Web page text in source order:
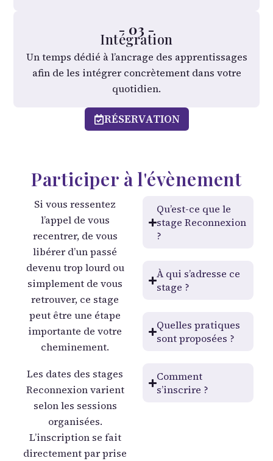
- 03 -
Intégration
Un temps dédié à l’ancrage des apprentissages
afin de les intégrer concrètement dans votre
quotidien.
RÉSERVATION
Participer à l'évènement
Si vous ressentez
l’appel de vous
recentrer, de vous
libérer d’un passé
devenu trop lourd ou
simplement de vous
retrouver, ce stage
peut être une étape
importante de votre
cheminement.
Les dates des stages
Reconnexion varient
selon les sessions
organisées.
L’inscription se fait
directement par prise
Qu’est-ce que le
stage Reconnexion
?
À qui s’adresse ce
stage ?
Quelles pratiques
sont proposées ?
Comment
s’inscrire ?